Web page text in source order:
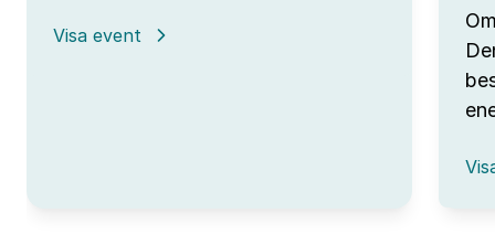
Visa event
:
: